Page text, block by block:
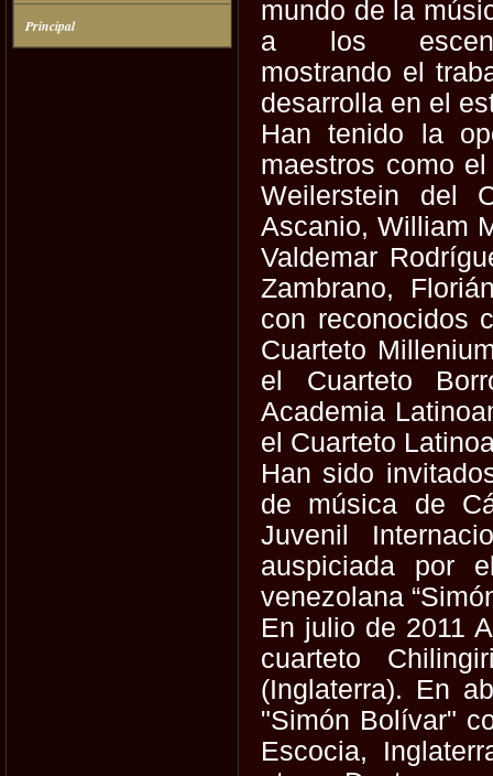
Principal
mundo de la
a los
mostrando el
desarrolla en el
Han tenido la
maestros como
Weilerstein del
Ascanio, William
Valdemar
Zambrano,
con reconocidos
Cuarteto
el Cuarteto
Academia
el Cuarteto
Han sido
de música de
Juvenil
auspiciada por
venezolana
En julio de 2011
cuarteto
(Inglaterra). En
"Simón Bolívar"
Escocia,